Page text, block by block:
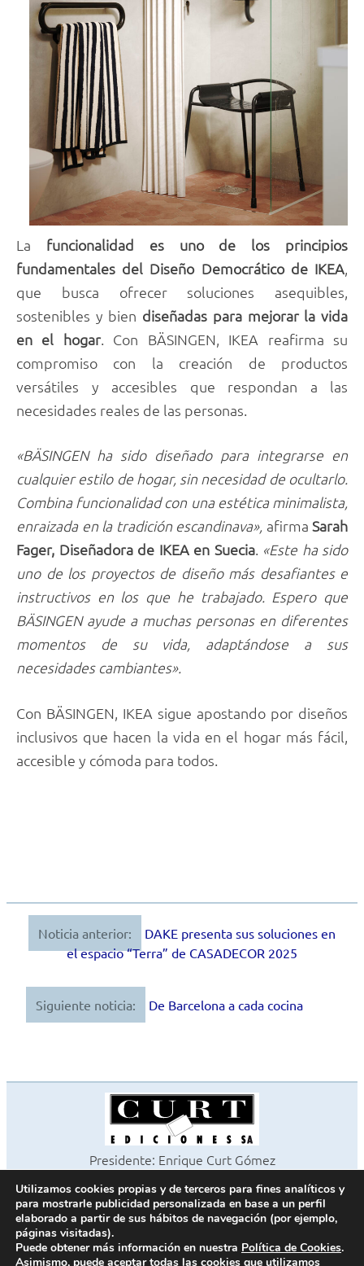
La funcionalidad es uno de los principios
fundamentales del Diseño Democrático de IKEA,
que busca ofrecer soluciones asequibles,
sostenibles y bien diseñadas para mejorar la vida
en el hogar. Con BÄSINGEN, IKEA reafirma su
compromiso con la creación de productos
versátiles y accesibles que respondan a las
necesidades reales de las personas.
«BÄSINGEN ha sido diseñado para integrarse en
cualquier estilo de hogar, sin necesidad de ocultarlo.
Combina funcionalidad con una estética minimalista,
enraizada en la tradición escandinava», afirma Sarah
Fager, Diseñadora de IKEA en Suecia. «Este ha sido
uno de los proyectos de diseño más desafiantes e
instructivos en los que he trabajado. Espero que
BÄSINGEN ayude a muchas personas en diferentes
momentos de su vida, adaptándose a sus
necesidades cambiantes».
Con BÄSINGEN, IKEA sigue apostando por diseños
inclusivos que hacen la vida en el hogar más fácil,
accesible y cómoda para todos.
Navegación
entradas
Noticia anterior:
DAKE presenta sus soluciones en
el espacio “Terra” de CASADECOR 2025
Siguiente noticia: De Barcelona a cada cocina
Presidente: Enrique Curt Gómez
©2026 Revista Cocinas y Baños
Todos los derechos reservados
Paseo de Gracia, 63. 1º 2ª. 08008 Barcelona -
Fax 933 183 505
Utilizamos cookies propias y de terceros para fines analíticos y
para mostrarle publicidad personalizada en base a un perfil
elaborado a partir de sus hábitos de navegación (por ejemplo,
páginas visitadas).
Puede obtener más información en nuestra Política de Cookies.
Asimismo, puede aceptar todas las cookies que utilizamos